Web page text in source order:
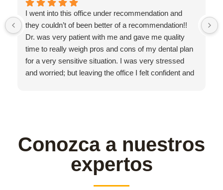
I went into this office under recommendation and
they couldn’t of been better of a recommendation!!
Dr. was very patient with me and gave me quality
time to really weigh pros and cons of my dental plan
for a very sensitive situation. I was very stressed
and worried; but leaving the office I felt confident and
a beautiful clean office.
Conozca a nuestros
expertos